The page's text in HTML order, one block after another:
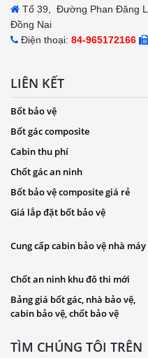
Tổ 39, Đường Phan Đăng
Đồng Nai
Điện thoại: 84-965172166
LIÊN KẾT
Bốt bảo vệ
Bốt gác composite
Cabin thu phí
Chốt gác an ninh
Bốt bảo vệ composite giá rẻ
Giá lắp đặt bốt bảo vệ
Cung cấp cabin bảo vệ nhà máy
Chốt an ninh khu đô thi mới
Bảng giá bốt gác, nhà bảo vệ,
cabin bảo vệ, chốt bảo vệ
TÌM CHÚNG TÔI TRÊN